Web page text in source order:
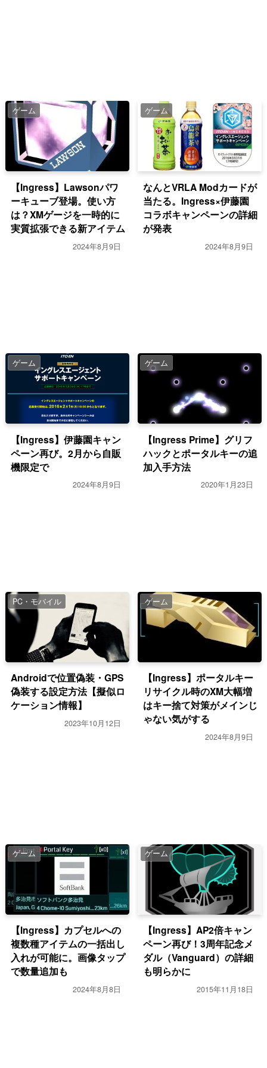
ゲーム
【Ingress】Lawsonパワ
ーキューブ登場。使い方
は？XMゲージを一時的に
実質拡張できる新アイテム
2024年8月9日
ゲーム
なんとVRLA Modカードが
当たる。Ingress×伊藤園
コラボキャンペーンの詳細
が発表
2024年8月9日
ゲーム
【Ingress】伊藤園キャン
ペーン再び。2月から自販
機限定で
2024年8月9日
ゲーム
【Ingress Prime】グリフ
ハックとポータルキーの追
加入手方法
2020年1月23日
PC・モバイル
Androidで位置偽装・GPS
偽装する設定方法【擬似ロ
ケーション情報】
2023年10月12日
ゲーム
【Ingress】ポータルキー
リサイクル時のXM大幅増
はキー捨て対策がメインじ
ゃない気がする
2024年8月9日
ゲーム
【Ingress】カプセルへの
複数種アイテムの一括出し
入れが可能に。画像タップ
で数量追加も
2024年8月8日
ゲーム
【Ingress】AP2倍キャン
ペーン再び！3周年記念メ
ダル（Vanguard）の詳細
も明らかに
2015年11月18日